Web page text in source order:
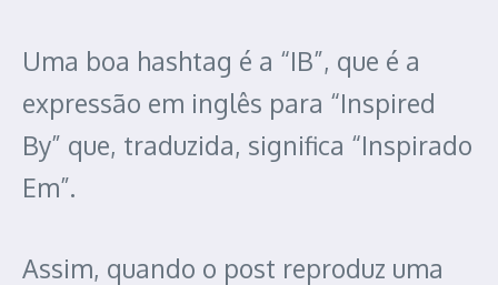
Uma boa hashtag é a “IB”, que é a
expressão em inglês para “Inspired
By” que, traduzida, significa “Inspirado
Em”.
Assim, quando o post reproduz uma